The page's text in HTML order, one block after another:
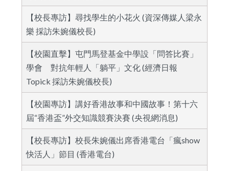
【校長專訪】尋找學生的小花火 (資深傳媒人梁永
樂 採訪朱婉儀校長)
【校園直擊】屯門馬登基金中學設「問答比賽」
學會 對抗年輕人「躺平」文化 (經濟日報
Topick 採訪朱婉儀校長)
【校園專訪】講好香港故事和中國故事！第十六
屆“香港盃”外交知識競賽決賽 (央視網消息)
【校長專訪】校長朱婉儀出席香港電台「瘋show
快活人」節目 (香港電台)